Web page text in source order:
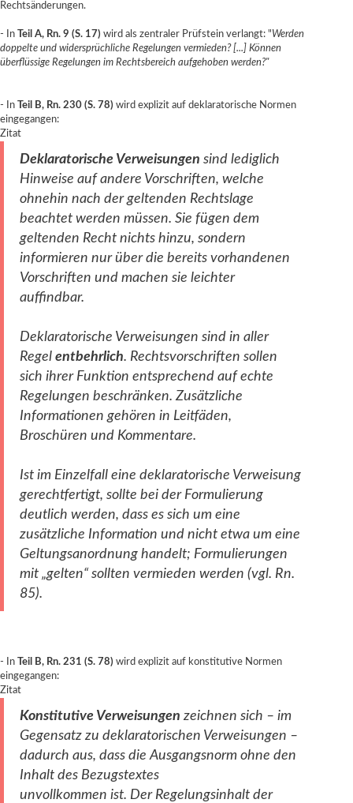
Rechtsänderungen.
- In Teil A, Rn. 9 (S. 17) wird als zentraler Prüfstein verlangt: "Werden
doppelte und widersprüchliche Regelungen vermieden? [...] Können
überflüssige Regelungen im Rechtsbereich aufgehoben werden?"
- In Teil B, Rn. 230 (S. 78) wird explizit auf deklaratorische Normen
eingegangen:
Zitat
Deklaratorische Verweisungen sind lediglich
Hinweise auf andere Vorschriften, welche
ohnehin nach der geltenden Rechtslage
beachtet werden müssen. Sie fügen dem
geltenden Recht nichts hinzu, sondern
informieren nur über die bereits vorhandenen
Vorschriften und machen sie leichter
auffindbar.
Deklaratorische Verweisungen sind in aller
Regel entbehrlich. Rechtsvorschriften sollen
sich ihrer Funktion entsprechend auf echte
Regelungen beschränken. Zusätzliche
Informationen gehören in Leitfäden,
Broschüren und Kommentare.
Ist im Einzelfall eine deklaratorische Verweisung
gerechtfertigt, sollte bei der Formulierung
deutlich werden, dass es sich um eine
zusätzliche Information und nicht etwa um eine
Geltungsanordnung handelt; Formulierungen
mit „gelten“ sollten vermieden werden (vgl. Rn.
85).
- In Teil B, Rn. 231 (S. 78) wird explizit auf konstitutive Normen
eingegangen:
Zitat
Konstitutive Verweisungen zeichnen sich – im
Gegensatz zu deklaratorischen Verweisungen –
dadurch aus, dass die Ausgangsnorm ohne den
Inhalt des Bezugstextes
unvollkommen ist. Der Regelungsinhalt der